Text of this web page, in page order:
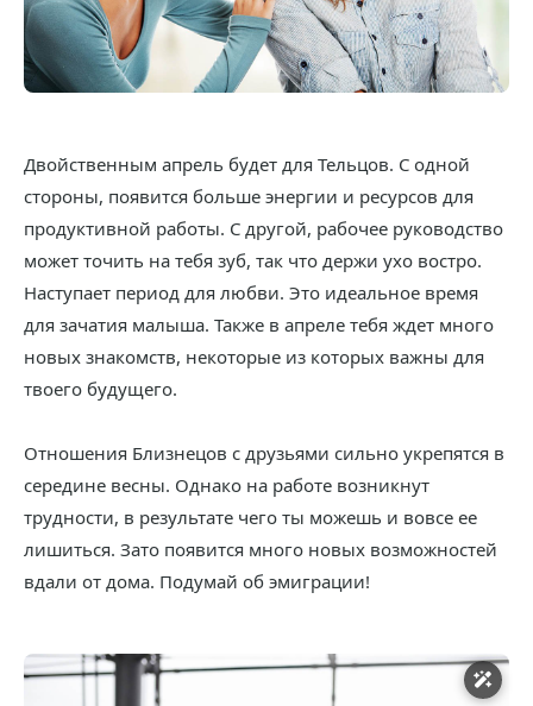
Двойственным апрель будет для Тельцов. С одной
стороны, появится больше энергии и ресурсов для
продуктивной работы. С другой, рабочее руководство
может точить на тебя зуб, так что держи ухо востро.
Наступает период для любви. Это идеальное время
для зачатия малыша. Также в апреле тебя ждет много
новых знакомств, некоторые из которых важны для
твоего будущего.
Отношения Близнецов с друзьями сильно укрепятся в
середине весны. Однако на работе возникнут
трудности, в результате чего ты можешь и вовсе ее
лишиться. Зато появится много новых возможностей
вдали от дома. Подумай об эмиграции!